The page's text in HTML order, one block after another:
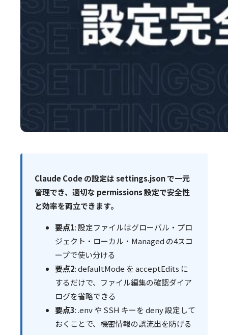
Claude Code の設定は settings.json で一元
管理でき、適切な permissions 設定で安全性
と効率を両立できます。
要点1: 設定ファイルはグローバル・プロ
ジェクト・ローカル・Managed の4スコ
ープで使い分ける
要点2: defaultMode を acceptEdits に
するだけで、ファイル編集の確認ダイア
ログを省略できる
要点3: .env や SSH キーを deny 設定して
おくことで、機密情報の誤流出を防げる